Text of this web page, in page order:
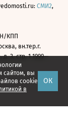
сайтом, вы
cookie
в
ОК
СМИ2,
КПП
вн.тер.г.
3, стр. 1 1999—